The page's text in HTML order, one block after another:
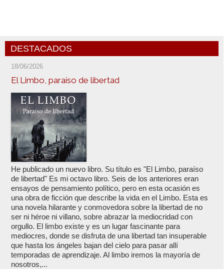
DESTACADOS
18/06/2026
El Limbo, paraíso de libertad
He publicado un nuevo libro. Su título es "El Limbo, paraíso
de libertad" Es mi octavo libro. Seis de los anteriores eran
ensayos de pensamiento político, pero en esta ocasión es
una obra de ficción que describe la vida en el Limbo. Esta es
una novela hilarante y conmovedora sobre la libertad de no
ser ni héroe ni villano, sobre abrazar la mediocridad con
orgullo. El limbo existe y es un lugar fascinante para
mediocres, donde se disfruta de una libertad tan insuperable
que hasta los ángeles bajan del cielo para pasar allí
temporadas de aprendizaje. Al limbo iremos la mayoría de
nosotros,...